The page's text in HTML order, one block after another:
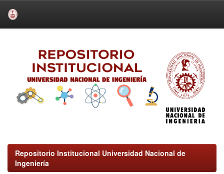
Repositorio Institucional Universidad Nacional de
Ingeniería